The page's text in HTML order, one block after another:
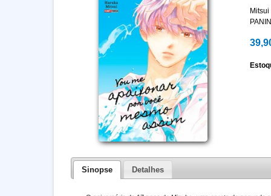
Sinopse Detalhes